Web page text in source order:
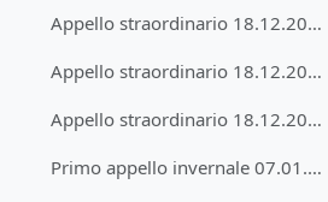
Appello straordinario 18.12.2025 - testo
Appello straordinario 18.12.2025 - soluzioni
Appello straordinario 18.12.2025 - risultati
Primo appello invernale 07.01.2026 - Testo